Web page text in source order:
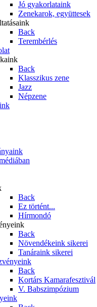
Jó gyakorlataink
Zenekarok, együttesek
Back
Terembérlés
Back
Klasszikus zene
Jazz
Népzene
Back
Ez történt...
Hírmondó
Back
Növendékeink sikerei
Tanáraink sikerei
Back
Kortárs Kamarafesztivál
V. Babszimpózium